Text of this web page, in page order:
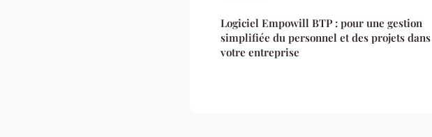
Logiciel Empowill BTP : pour une gestion
simplifiée du personnel et des projets dans
votre entreprise